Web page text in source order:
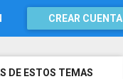
CREAR CUENTA
DE ESTOS TEMAS